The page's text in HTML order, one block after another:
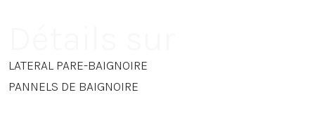
LATERAL PARE-BAIGNOIRE
PANNELS DE BAIGNOIRE